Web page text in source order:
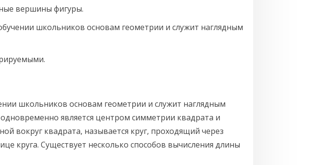
вершины фигуры.
школьников основам геометрии и служит наглядным
школьников основам геометрии и служит наглядным
является центром симметрии квадрата и
вокруг квадрата, называется круг, проходящий через
круга. Существует несколько способов вычисления длины